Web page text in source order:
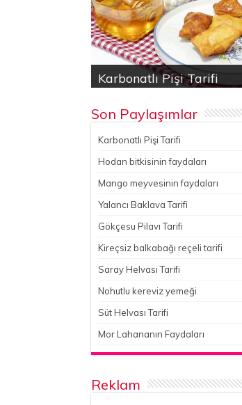
Karbonatlı Pişi Tarifi
Hodan bitkisinin faydaları
Yalancı Baklava Tarifi
Gökçesu Pilavı Tarifi
Nohutlu kereviz yemeği
Son Paylaşımlar
Karbonatlı Pişi Tarifi
Hodan bitkisinin faydaları
Mango meyvesinin faydaları
Yalancı Baklava Tarifi
Gökçesu Pilavı Tarifi
Kireçsiz balkabağı reçeli tarifi
Saray Helvası Tarifi
Nohutlu kereviz yemeği
Süt Helvası Tarifi
Mor Lahananın Faydaları
Reklam